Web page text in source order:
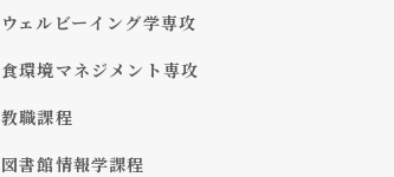
ウェルビーイング学専攻
食環境マネジメント専攻
教職課程
図書館情報学課程